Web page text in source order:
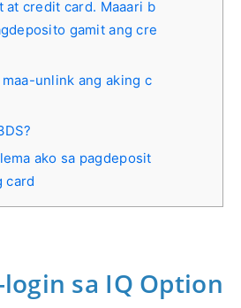
at credit card. Maaari b
gamit ang cre
maa-unlink ang aking c
ako sa pagdeposit
card
sa IQ Option